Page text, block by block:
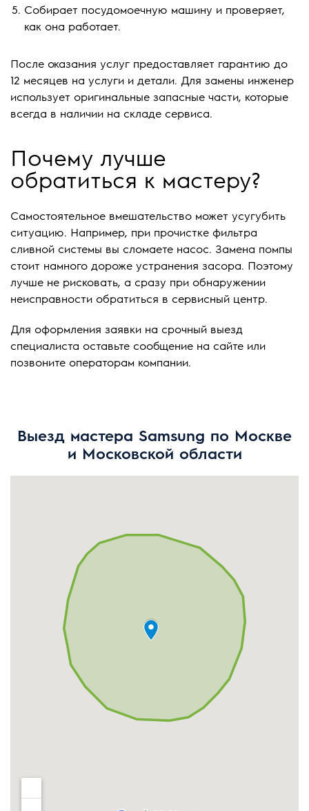
Собирает посудомоечную машину и проверяет,
как она работает.
После оказания услуг предоставляет гарантию до
12 месяцев на услуги и детали. Для замены инженер
использует оригинальные запасные части, которые
всегда в наличии на складе сервиса.
Почему лучше
обратиться к мастеру?
Самостоятельное вмешательство может усугубить
ситуацию. Например, при прочистке фильтра
сливной системы вы сломаете насос. Замена помпы
стоит намного дороже устранения засора. Поэтому
лучше не рисковать, а сразу при обнаружении
неисправности обратиться в сервисный центр.
Для оформления заявки на срочный выезд
специалиста оставьте сообщение на сайте или
позвоните операторам компании.
Выезд мастера Samsung по Москве
и Московской области